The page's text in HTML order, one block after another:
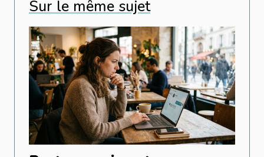
Sur le même sujet